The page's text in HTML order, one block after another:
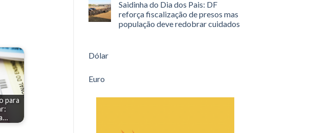
para
Saidinha do Dia dos Pais: DF
reforça fiscalização de presos mas
população deve redobrar cuidados
Dólar
Euro